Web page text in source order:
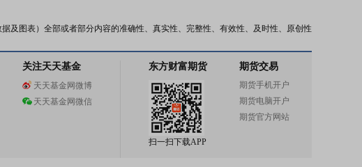
及图表）全部或者部分内容的准确性、真实性、完整性、有效性、及时性、原创性